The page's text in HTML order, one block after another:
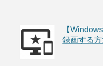
【
録画する方